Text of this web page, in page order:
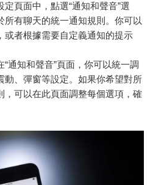
定頁面中，點選“通知和聲音”選
所有聊天的統一通知規則。你可以
或者根據需要自定義通知的提示
“通知和聲音”頁面，你可以統一調
動、彈窗等設定。如果你希望對所
，可以在此頁面調整每個選項，確